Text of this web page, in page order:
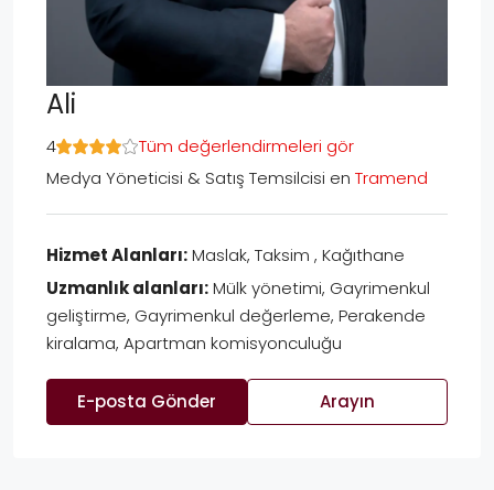
Ali
4
Tüm değerlendirmeleri gör
Medya Yöneticisi & Satış Temsilcisi en Tramend
Hizmet Alanları:Maslak, Taksim , Kağıthane
Uzmanlık alanları:Mülk yönetimi, Gayrimenkul
geliştirme, Gayrimenkul değerleme, Perakende
kiralama, Apartman komisyonculuğu
E-posta Gönder Arayın